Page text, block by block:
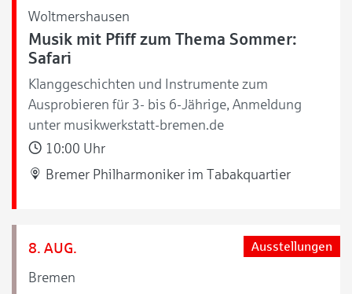
Woltmershausen
Musik mit Pfiff zum Thema Sommer:
Safari
Klanggeschichten und Instrumente zum
Ausprobieren für 3- bis 6-Jährige, Anmeldung
unter musikwerkstatt-bremen.de
10:00 Uhr
Bremer Philharmoniker im Tabakquartier
8. AUG.
Bremen
Ausstellungen